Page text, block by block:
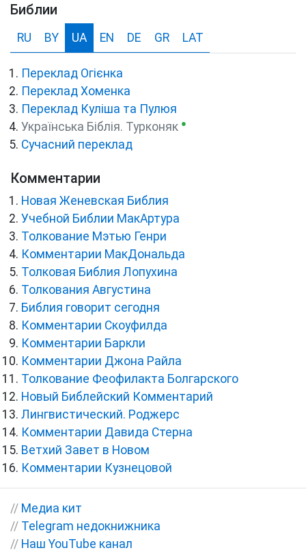
Библии
RU BY UA EN DE GR LAT
Переклад Огієнка
Переклад Хоменка
Переклад Куліша та Пулюя
Українська Біблія. Турконяк ●
Сучасний переклад
Комментарии
Новая Женевская Библия
Учебной Библии МакАртура
Толкование Мэтью Генри
Комментарии МакДональда
Толковая Библия Лопухина
Толкования Августина
Библия говорит сегодня
Комментарии Скоуфилда
Комментарии Баркли
Комментарии Джона Райла
Толкование Феофилакта Болгарского
Новый Библейский Комментарий
Лингвистический. Роджерс
Комментарии Давида Стерна
Ветхий Завет в Новом
Комментарии Кузнецовой
// Медиа кит
// Telegram недокнижника
// Наш YouTube канал